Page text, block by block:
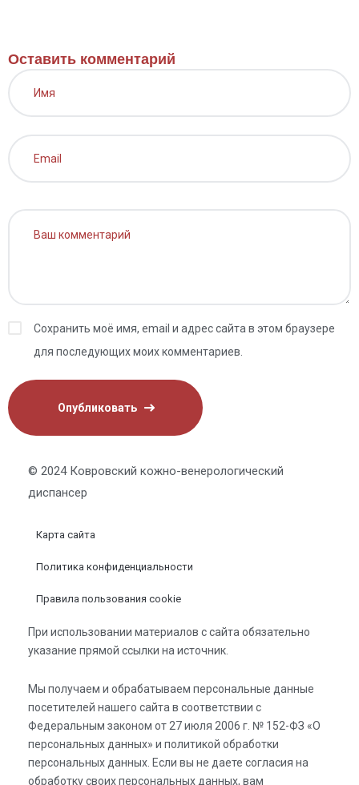
Оставить комментарий
Сохранить моё имя, email и адрес сайта в этом браузере
для последующих моих комментариев.
© 2024 Ковровский кожно-венерологический
диспансер
Карта сайта
Политика конфиденциальности
Правила пользования cookie
При использовании материалов с сайта обязательно
указание прямой ссылки на источник.
Мы получаем и обрабатываем персональные данные
посетителей нашего сайта в соответствии с
Федеральным законом от 27 июля 2006 г. № 152-ФЗ «О
персональных данных» и политикой обработки
персональных данных. Если вы не даете согласия на
обработку своих персональных данных, вам